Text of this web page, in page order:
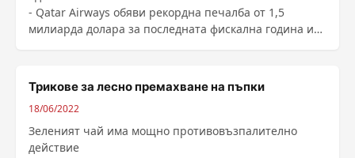
- Qatar Airways обяви рекордна печалба от 1,5
милиарда долара за последната фискална година и
Трикове за лесно премахване на пъпки
18/06/2022
Зеленият чай има мощно противовъзпалително
действие